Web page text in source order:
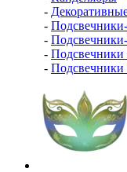
-
-
-
- Подсвечники
- Подсвечники